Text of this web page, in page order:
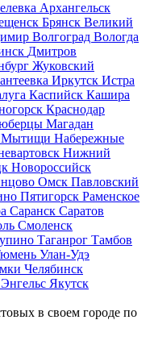
Архангельск
Брянск Великий
Волгоград Вологда
Дмитров
Жуковский
Иркутск Истра
Каспийск Кашира
Краснодар
Магадан
Мытищи Набережные
Нижний
Новороссийск
Омск Павловский
Пятигорск Раменское
Саранск Саратов
Смоленск
Таганрог Тамбов
Улан-Удэ
Челябинск
Энгельс Якутск
в своем городе по